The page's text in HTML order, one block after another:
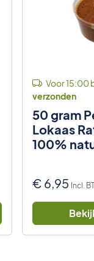
Voor 15:00
verzonden
50 gram
Lokaas
100%
€ 6,95 Incl.